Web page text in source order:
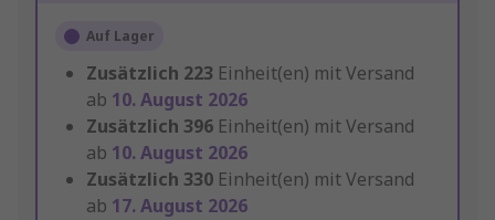
Auf Lager
Zusätzlich 223 Einheit(en) mit Versand
ab 10. August 2026
Zusätzlich 396 Einheit(en) mit Versand
ab 10. August 2026
Zusätzlich 330 Einheit(en) mit Versand
ab 17. August 2026